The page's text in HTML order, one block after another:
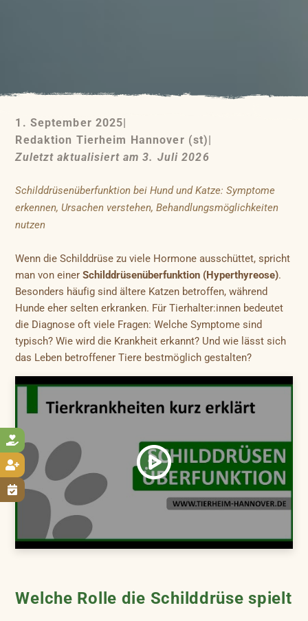



1. September 2025
Redaktion Tierheim Hannover (st)
Zuletzt aktualisiert am 3. Juli 2026
Schilddrüsenüberfunktion bei Hund und Katze: Symptome
erkennen, Ursachen verstehen, Behandlungsmöglichkeiten
nutzen
Wenn die Schilddrüse zu viele Hormone ausschüttet, spricht
man von einerSchilddrüsenüberfunktion (Hyperthyreose).
Besonders häufig sind ältere Katzen betroffen, während
Hunde eher selten erkranken. Für Tierhalter:innen bedeutet
die Diagnose oft viele Fragen: Welche Symptome sind
typisch? Wie wird die Krankheit erkannt? Und wie lässt sich
das Leben betroffener Tiere bestmöglich gestalten?
Welche Rolle die Schilddrüse spielt